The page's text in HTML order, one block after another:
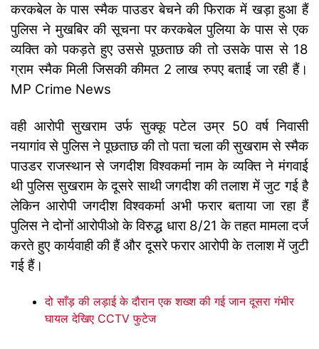
करकबेल के पास स्मैक पाउडर बेचने की फिराक में खड़ा हुआ हैं
पुलिस ने मुखबिर की सूचना पर करकबेल पुलिया के पास से एक
व्यक्ति को पकड़ते हुए उससे पूछताछ की तो उसके पास से 18
ग्राम स्मैक मिली जिसकी कीमत 2 लाख रुपए बताई जा रही हैं।
MP Crime News
वही आरोपी सुखराम उर्फ सुक्कू पटेल उम्र 50 वर्ष निवासी
नयागांव से पुलिस ने पूछताछ की तो पता चला की सुखराम से स्मैक
पाउडर राजस्थान से जगदीश विश्वकर्मा नाम के व्यक्ति ने मंगवाई
थी पुलिस सुखराम के दूसरे साथी जगदीश की तलाश में जुट गई है
लेकिन आरोपी जगदीश विश्वकर्मा अभी फरार बताया जा रहा हैं
पुलिस ने दोनों आरोपीओ के विरुद्ध धारा 8/21 के तहत मामला दर्ज
करते हुए कार्यवाही की हैं और दूसरे फरार आरोपी के तलाश में जुटी
गई हैं।
दो साँड़ की लड़ाई के दौरान एक शख्श की गई जान दूसरा गंभीर
घायल देखिए CCTV फुटेज